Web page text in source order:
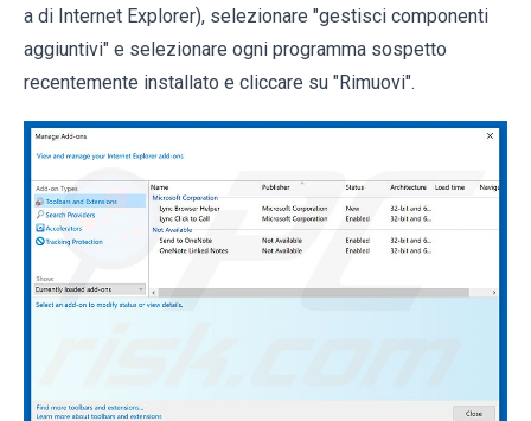
a di Internet Explorer), selezionare "gestisci componenti
aggiuntivi" e selezionare ogni programma sospetto
recentemente installato e cliccare su "Rimuovi".